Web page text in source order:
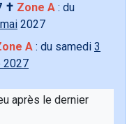
✝️ Zone A : du
2027
A : du samedi 3
2027
après le dernier